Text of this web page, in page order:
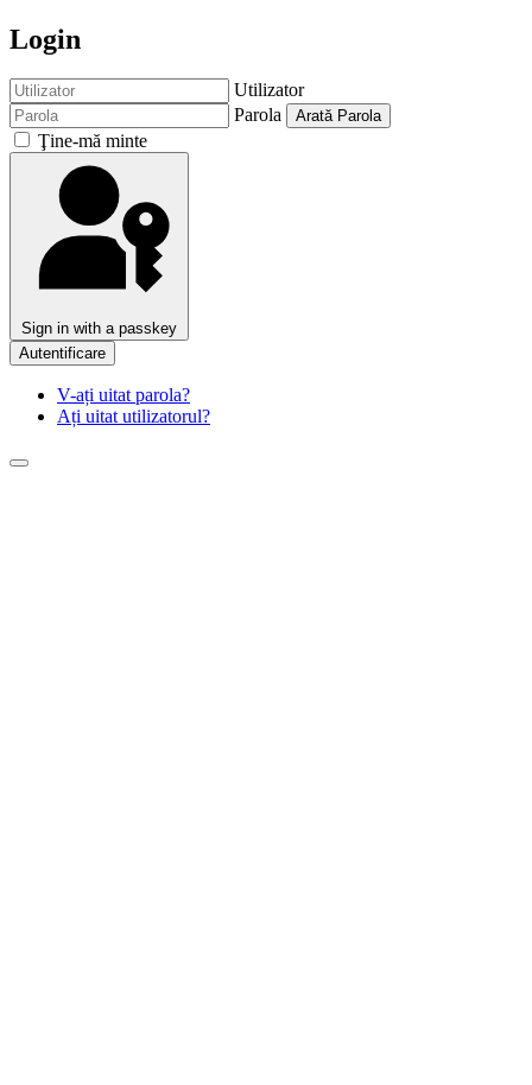
Login
Utilizator
Parola
Arată Parola
Ţine-mă minte
Sign in with a passkey
Autentificare
V-ați uitat parola?
Ați uitat utilizatorul?